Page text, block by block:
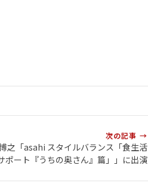
次の記事 →
之「asahi スタイルバランス「食生活
ポート『うちの奥さん』篇」」に出演